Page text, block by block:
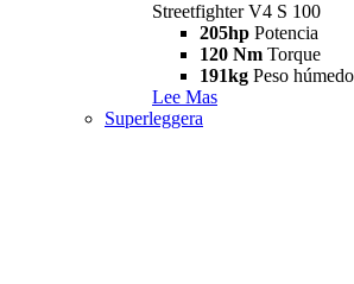
Streetfighter V4 S 100
205hp Potencia
120 Nm Torque
191kg Peso
Lee Mas
Superleggera